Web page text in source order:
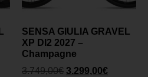
SENSA GIULIA GRAVEL
XP DI2 2027 –
Champagne
3.749,00€ 3.299,00€